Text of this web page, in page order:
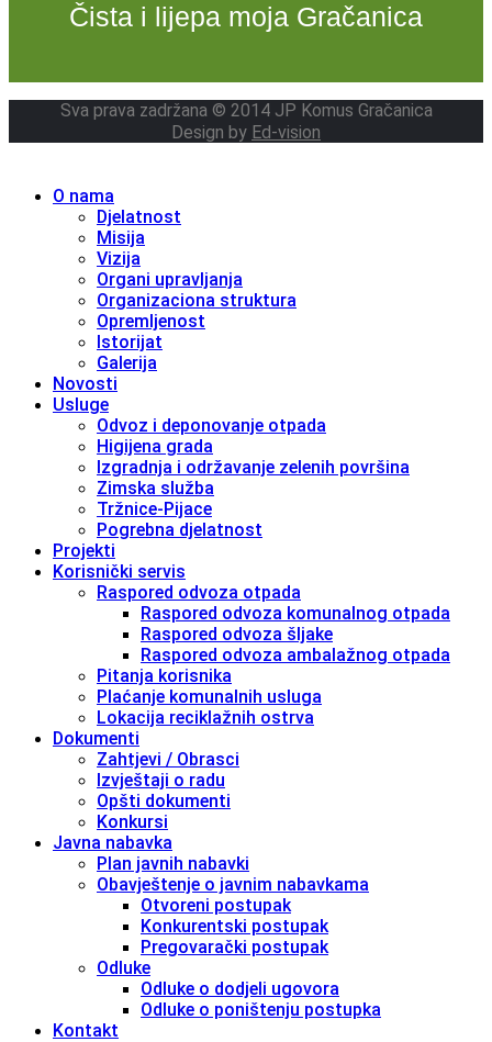
Čista i lijepa moja Gračanica
Sva prava zadržana © 2014 JP Komus Gračanica
Design by Ed-vision
O nama
Djelatnost
Misija
Vizija
Organi upravljanja
Organizaciona struktura
Opremljenost
Istorijat
Galerija
Novosti
Usluge
Odvoz i deponovanje otpada
Higijena grada
Izgradnja i održavanje zelenih površina
Zimska služba
Tržnice-Pijace
Pogrebna djelatnost
Projekti
Korisnički servis
Raspored odvoza otpada
Raspored odvoza komunalnog otpada
Raspored odvoza šljake
Raspored odvoza ambalažnog otpada
Pitanja korisnika
Plaćanje komunalnih usluga
Lokacija reciklažnih ostrva
Dokumenti
Zahtjevi / Obrasci
Izvještaji o radu
Opšti dokumenti
Konkursi
Javna nabavka
Plan javnih nabavki
Obavještenje o javnim nabavkama
Otvoreni postupak
Konkurentski postupak
Pregovarački postupak
Odluke
Odluke o dodjeli ugovora
Odluke o poništenju postupka
Kontakt